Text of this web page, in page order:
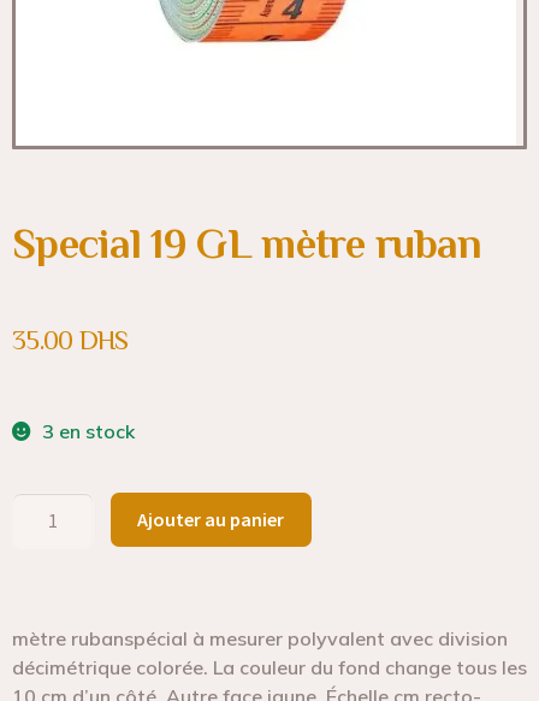
Special 19 GL mètre ruban
35.00 DHS
3 en stock
Ajouter au panier
mètre rubanspécial à mesurer polyvalent avec division
décimétrique colorée. La couleur du fond change tous les
10 cm d’un côté. Autre face jaune. Échelle cm recto-